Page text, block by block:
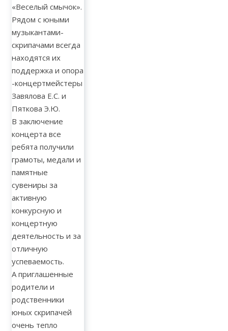
«Веселый смычок».
Рядом с юными
музыкантами-
скрипачами всегда
находятся их
поддержка и опора
-концертмейстеры
Завялова Е.С. и
Пяткова Э.Ю.
В заключение
концерта все
ребята получили
грамоты, медали и
памятные
сувениры за
активную
конкурсную и
концертную
деятельность и за
отличную
успеваемость.
А приглашенные
родители и
родственники
юных скрипачей
очень тепло